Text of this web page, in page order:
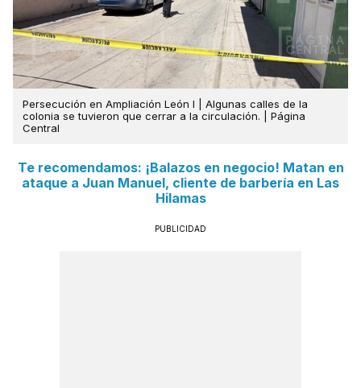
Persecución en Ampliación León I | Algunas calles de la
colonia se tuvieron que cerrar a la circulación. | Página
Central
Te recomendamos: ¡Balazos en negocio! Matan en
ataque a Juan Manuel, cliente de barbería en Las
Hilamas
PUBLICIDAD